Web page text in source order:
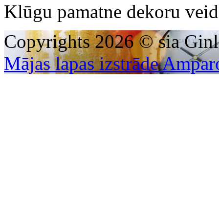
Klūgu pamatne dekoru
Copyrights 2026 © sia
Mājas lapas izstrāde